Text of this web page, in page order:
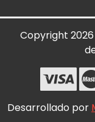
Copyright 2026
Desarrollado por